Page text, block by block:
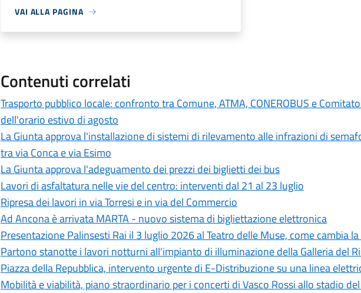
VAI ALLA PAGINA
Contenuti correlati
Trasporto pubblico locale: confronto tra Comune, ATMA, CONEROBUS e
dell'orario estivo di agosto
La Giunta approva l'installazione di sistemi di rilevamento alle infrazioni di
tra via Conca e via Esimo
La Giunta approva l'adeguamento dei prezzi dei biglietti dei bus
Lavori di asfaltatura nelle vie del centro: interventi dal 21 al 23 luglio
Ripresa dei lavori in via Torresi e in via del Commercio
Ad Ancona è arrivata MARTA - nuovo sistema di bigliettazione elettronica
Presentazione Palinsesti Rai il 3 luglio 2026 al Teatro delle Muse, come cambia
Partono stanotte i lavori notturni all'impianto di illuminazione della Galleria del
Piazza della Repubblica, intervento urgente di E-Distribuzione su una linea
Mobilità e viabilità, piano straordinario per i concerti di Vasco Rossi allo stadio